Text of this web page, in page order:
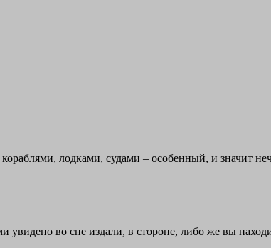
лодками, судами – особенный, и значит
во сне издали, в стороне, либо же вы